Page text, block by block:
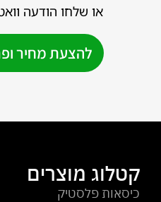
או שלחו הודעה
להצעת מחיר
קטלוג מוצרים
כיסאות פלסטיק